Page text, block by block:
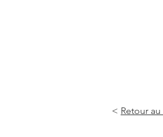
< Retour au